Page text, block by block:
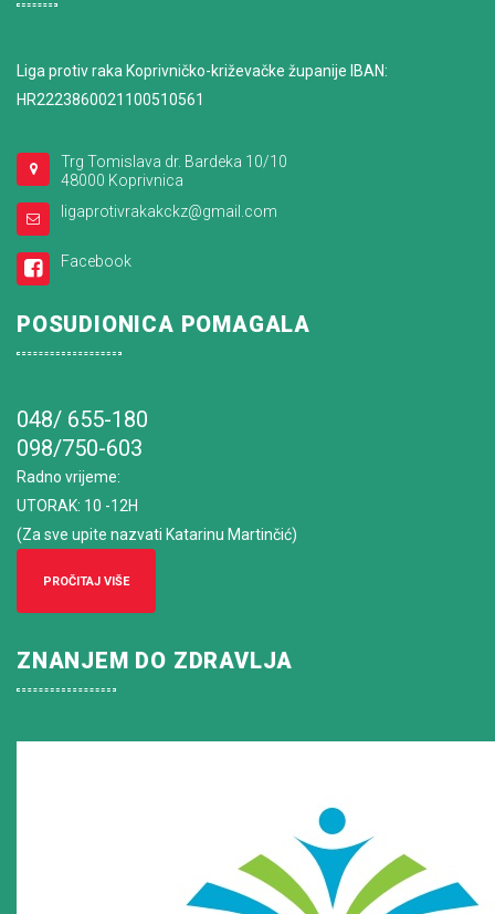
Liga protiv raka Koprivničko-križevačke županije IBAN:
HR2223860021100510561
Trg Tomislava dr. Bardeka 10/10
48000 Koprivnica
ligaprotivrakakckz@gmail.com
Facebook
POSUDIONICA POMAGALA
048/ 655-180
098/750-603
Radno vrijeme:
UTORAK: 10 -12H
(Za sve upite nazvati Katarinu Martinčić)
PROČITAJ VIŠE
ZNANJEM DO ZDRAVLJA